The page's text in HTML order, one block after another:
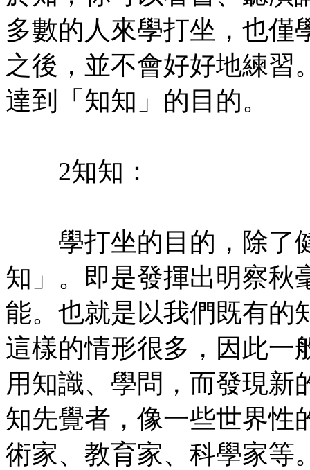
多數的人來學打坐，也僅
之後，並不會好好地練習
達到「知知」的目的。
2知知：
學打坐的目的，除了
知」。即是發揮出明察秋
能。也就是以我們既有的
這樣的情形很多，因此一
用知識、學問，而發現新
知先覺者，像一些世界性
術家、教育家、科學家等